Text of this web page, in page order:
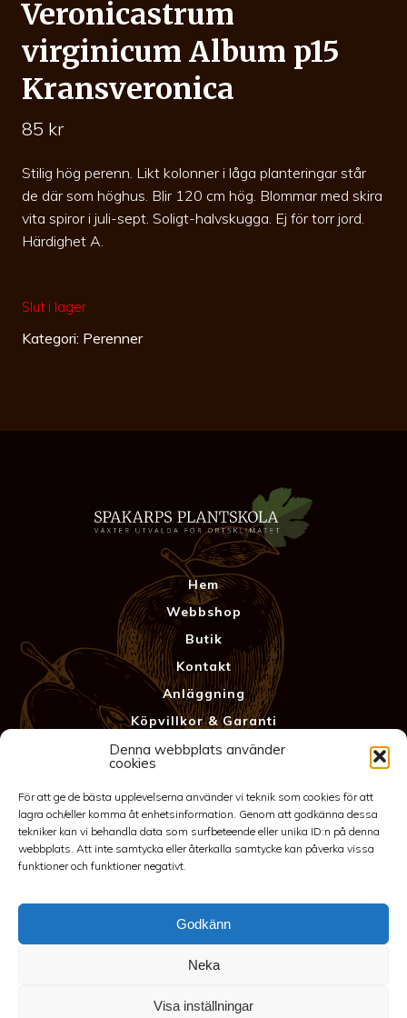
Denna webbplats använder
cookies
För att ge de bästa upplevelserna använder vi teknik som cookies för att
lagra och/eller komma åt enhetsinformation. Genom att godkänna dessa
tekniker kan vi behandla data som surfbeteende eller unika ID:n på denna
webbplats. Att inte samtycka eller återkalla samtycke kan påverka vissa
funktioner och funktioner negativt.
Godkänn
Neka
Visa inställningar
Veronicastrum
virginicum Album p15
Kransveronica
85 kr
Stilig hög perenn. Likt kolonner i låga planteringar står
de där som höghus. Blir 120 cm hög. Blommar med skira
vita spiror i juli-sept. Soligt-halvskugga. Ej för torr jord.
Härdighet A.
Slut i lager
Kategori: Perenner
Hem
Webbshop
Butik
Kontakt
Anläggning
Köpvillkor & Garanti
Integritetspolicy
spakarp@outlook.com